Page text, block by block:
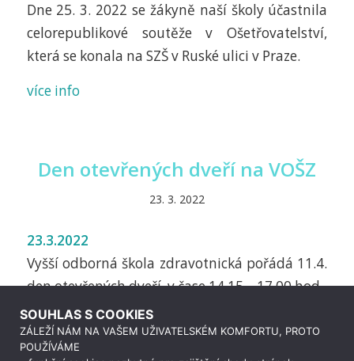
Dne 25. 3. 2022 se žákyně naší školy účastnila
celorepublikové soutěže v Ošetřovatelství,
která se konala na SZŠ v Ruské ulici v Praze.
více info
Den otevřených dveří na VOŠZ
23. 3. 2022
23.3.2022
Vyšší odborná škola zdravotnická pořádá 11.4.
den otevřených dveří, v čase 14,15 – 17,00 hod.
Prezentace nabízených oborů se budou konat
v budově školy, Karlovarská 99 Plzeň.
SOUHLAS S COOKIES
ZÁLEŽÍ NÁM NA VAŠEM UŽIVATELSKÉM KOMFORTU, PROTO
POUŽÍVÁME